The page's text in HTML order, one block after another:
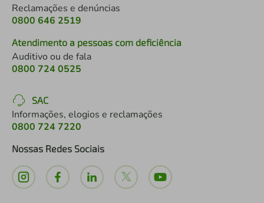
Reclamações e denúncias
0800 646 2519
Atendimento a pessoas com deficiência
Auditivo ou de fala
0800 724 0525
SAC
Informações, elogios e reclamações
0800 724 7220
Nossas Redes Sociais